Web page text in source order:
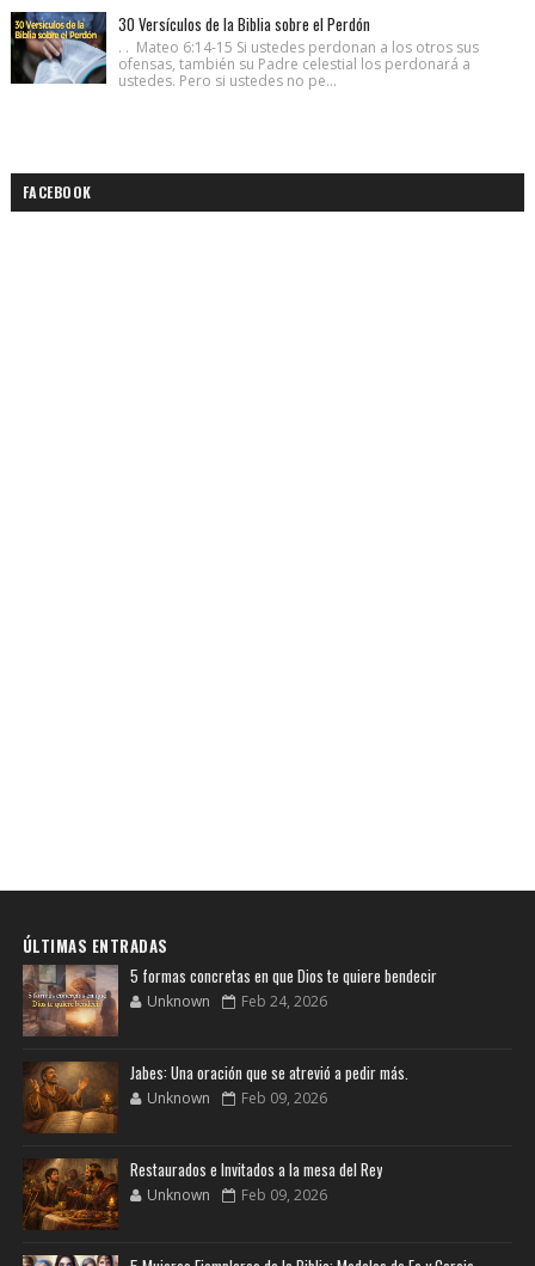
30 Versículos de la Biblia sobre el Perdón
. . Mateo 6:14-15 Si ustedes perdonan a los otros sus
ofensas, también su Padre celestial los perdonará a
ustedes. Pero si ustedes no pe...
FACEBOOK
ÚLTIMAS ENTRADAS
5 formas concretas en que Dios te quiere bendecir
Unknown Feb 24, 2026
Jabes: Una oración que se atrevió a pedir más.
Unknown Feb 09, 2026
Restaurados e Invitados a la mesa del Rey
Unknown Feb 09, 2026